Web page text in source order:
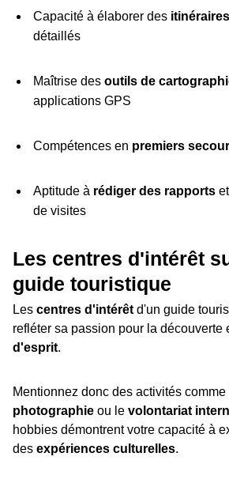
Capacité à élaborer des
détaillés
Maîtrise des outils de
applications GPS
Compétences en premiers
Aptitude à rédiger des rapportset
de visites
Les centres d'intérêt
guide touristique
Les centres d'intérêt d'un guide
refléter sa passion pour la découverte
d'esprit.
Mentionnez donc des activités comme
photographie ou le volontariat
hobbies démontrent votre capacité à
des expériences culturelles.